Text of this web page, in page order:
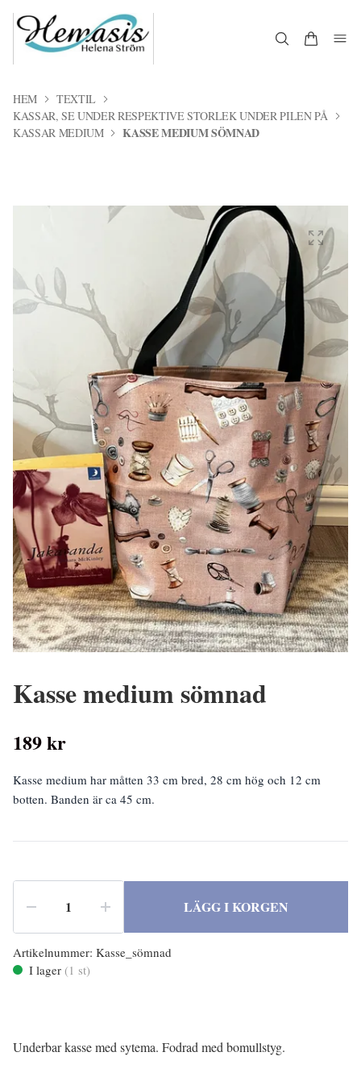
HEM
TEXTIL
KASSAR, SE UNDER RESPEKTIVE STORLEK UNDER PILEN PÅ
KASSAR MEDIUM
KASSE MEDIUM SÖMNAD
Kasse medium sömnad
189 kr
Kasse medium har måtten 33 cm bred, 28 cm hög och 12 cm
botten. Banden är ca 45 cm.
LÄGG I KORGEN
Artikelnummer: Kasse_sömnad
I lager (1 st)
Underbar kasse med sytema. Fodrad med bomullstyg.